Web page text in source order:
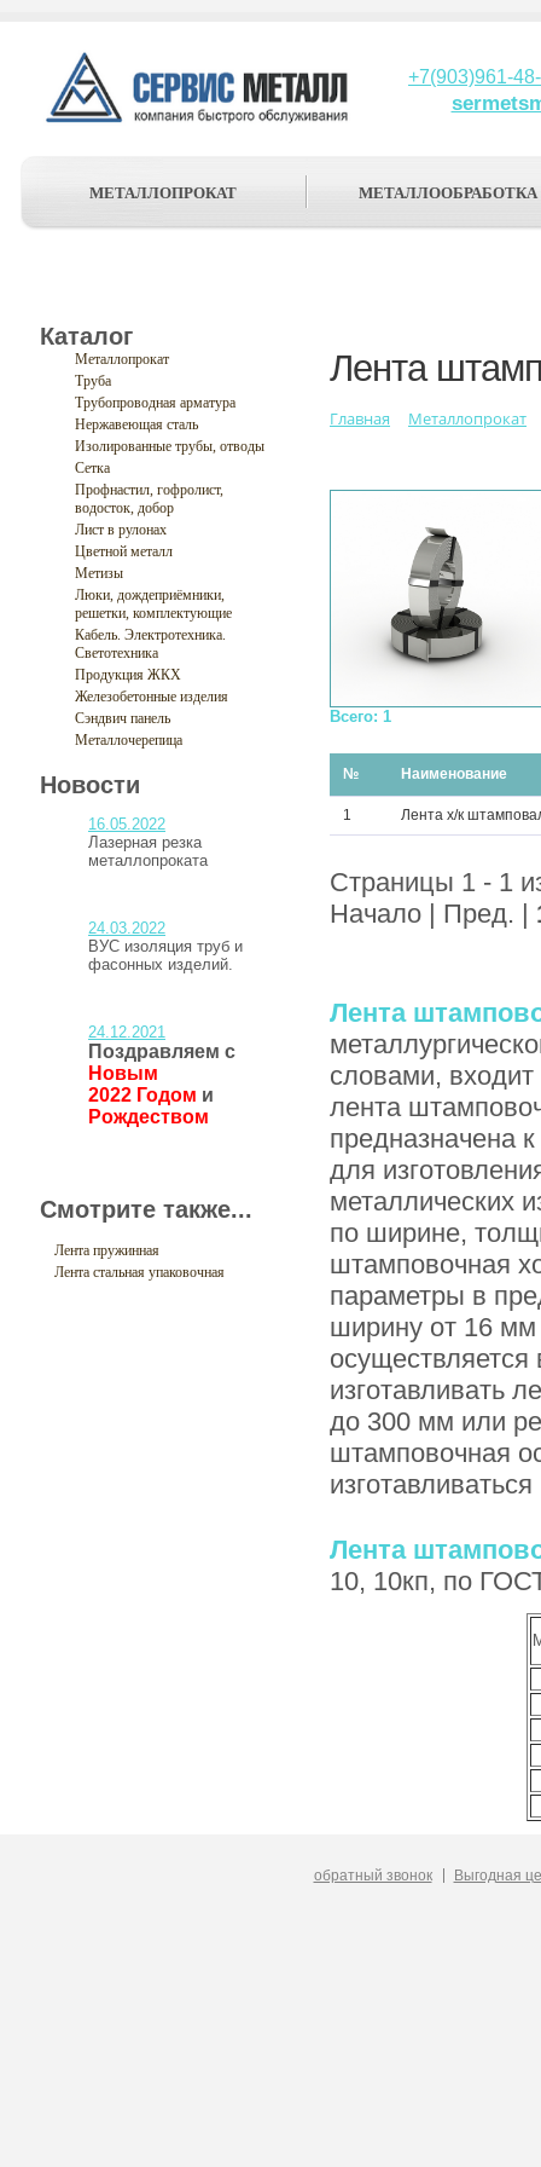
+7(903)961-
МЕТАЛЛОПРОКАТ МЕТАЛЛООБРАБОТКА
Каталог
Металлопрокат
Труба
Трубопроводная арматура
Нержавеющая сталь
Изолированные трубы, отводы
Сетка
Профнастил, гофролист,
водосток, добор
Лист в рулонах
Цветной металл
Метизы
Люки, дождеприёмники,
решетки, комплектующие
Кабель. Электротехника.
Светотехника
Продукция ЖКХ
Железобетонные изделия
Сэндвич панель
Металлочерепица
Новости
16.05.2022
Лазерная резка
металлопроката
24.03.2022
ВУС изоляция труб и
фасонных изделий.
24.12.2021
Поздравляем с
Новым
2022 Годом и
Рождеством
Смотрите также...
Лента пружинная
Лента стальная упаковочная
Лента
Главная Металлопрокат
Всего: 1
№ Наименование
1 Лента х/к
Страницы 1 - 1
Начало | Пред. |
Лента
словами, входит
лента
предназначена
для
металлических
по ширине,
штамповочная
параметры в
ширину от 16 мм
изготавливать
до 300 мм или
штамповочная
Лента
10, 10кп, по
обратный звонок Выгодная